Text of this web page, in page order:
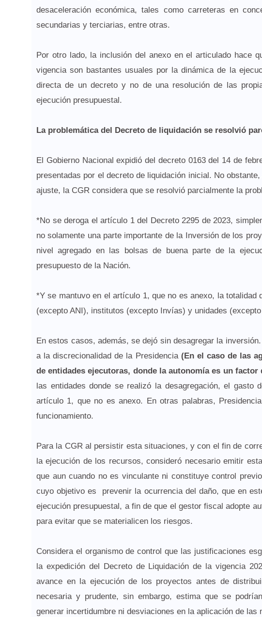
desaceleración económica, tales como carreteras en
secundarias y terciarias, entre otras.
Por otro lado, la inclusión del anexo en el articulado hace
vigencia son bastantes usuales por la dinámica de la
directa de un decreto y no de una resolución de las
ejecución presupuestal.
La problemática del Decreto de liquidación se resolvió
El Gobierno Nacional expidió del decreto 0163 del 14 de
presentadas por el decreto de liquidación inicial. No
ajuste, la CGR considera que se resolvió parcialmente la
*No se deroga el artículo 1 del Decreto 2295 de 2023,
no solamente una parte importante de la Inversión de los
nivel agregado en las bolsas de buena parte de la
presupuesto de la Nación.
*Y se mantuvo en el artículo 1, que no es anexo, la
(excepto ANI), institutos (excepto Invías) y unidades
En estos casos, además, se dejó sin desagregar la
a la discrecionalidad de la Presidencia (En el caso de las
de entidades ejecutoras, donde la autonomía es un
las entidades donde se realizó la desagregación, el gasto
artículo 1, que no es anexo. En otras palabras,
funcionamiento.
Para la CGR al persistir esta situaciones, y con el fin de
la ejecución de los recursos, consideró necesario emitir
que aun cuando no es vinculante ni constituye control
cuyo objetivo es prevenir la ocurrencia del daño, que en
ejecución presupuestal, a fin de que el gestor fiscal adopte
para evitar que se materialicen los riesgos.
Considera el organismo de control que las justificaciones
la expedición del Decreto de Liquidación de la vigencia
avance en la ejecución de los proyectos antes de
necesaria y prudente, sin embargo, estima que se
generar incertidumbre ni desviaciones en la aplicación de las